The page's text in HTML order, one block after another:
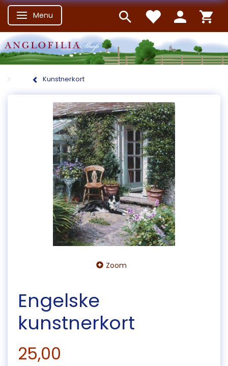
Skifte navigation
Menu
Kunstnerkort
Zoom
Engelske
kunstnerkort
25,00